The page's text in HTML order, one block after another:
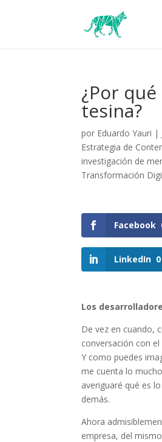
¿Por
tesina?
por Eduardo Yauri |
Estrategia de
investigación de
Transformación
Facebook
LinkedIn 0
Los
De vez en cuando,
conversación con
Y como puedes
me cuenta lo
averiguaré qué es
demás.
Ahora
empresa, del